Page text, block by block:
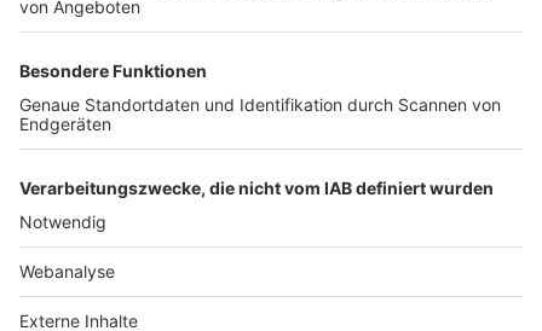
TOP-PARTNER
Nutzungsbedingungen Datenschutz Impressum